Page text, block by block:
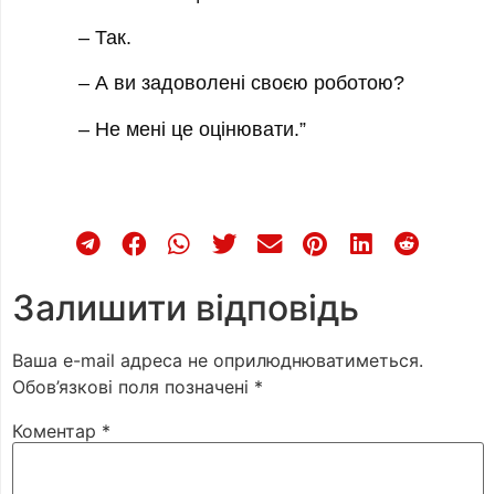
– Так.
– А ви задоволені своєю роботою?
– Не мені це оцінювати.”
Залишити відповідь
Ваша e-mail адреса не оприлюднюватиметься.
Обов’язкові поля позначені *
Коментар *